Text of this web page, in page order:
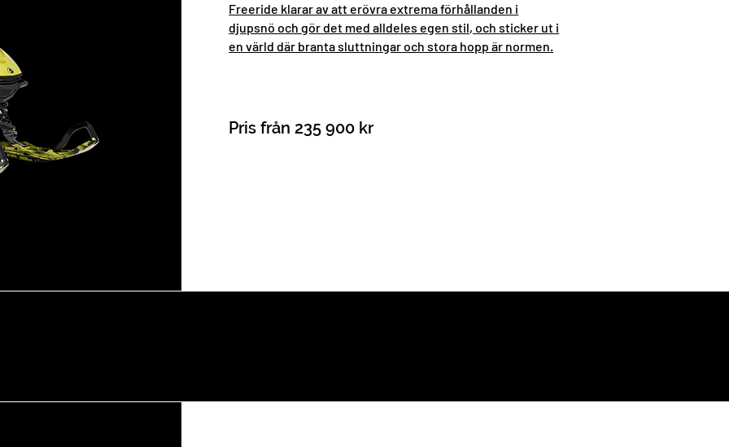
Freeride klarar av att erövra extrema förhållanden i
djupsnö och gör det med alldeles egen stil, och sticker ut i
en värld där branta sluttningar och stora hopp är normen.
Pris från 235 900 kr